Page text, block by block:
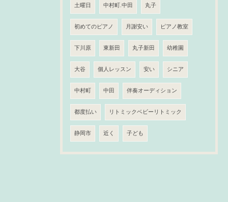
土曜日 中村町.中田 丸子
初めてのピアノ 月謝安い ピアノ教室
下川原 東新田 丸子新田 幼稚園
大谷 個人レッスン 安い シニア
中村町 中田 伴奏オーディション
都度払い リトミックベビーリトミック
静岡市 近く 子ども